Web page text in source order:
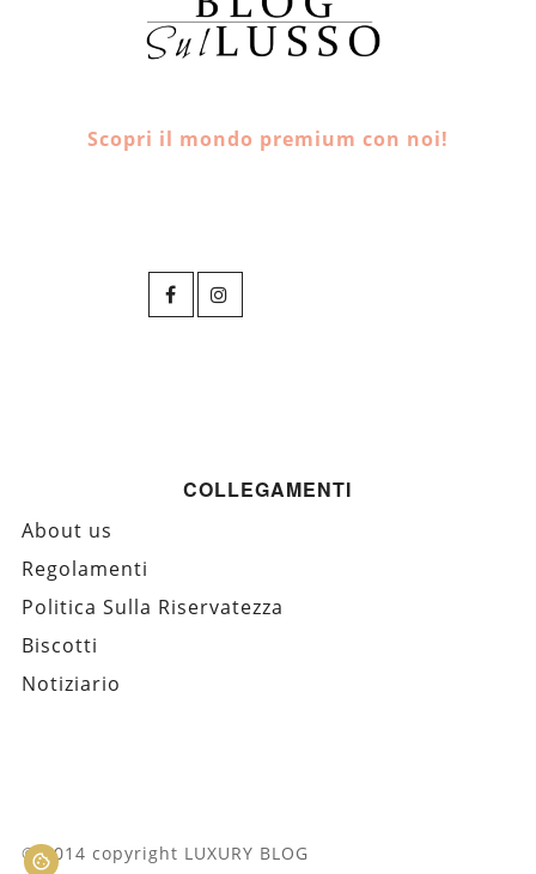
Scopri il mondo premium con noi!
COLLEGAMENTI
About us
Regolamenti
Politica Sulla Riservatezza
Biscotti
Notiziario
© 2014 copyright LUXURY BLOG